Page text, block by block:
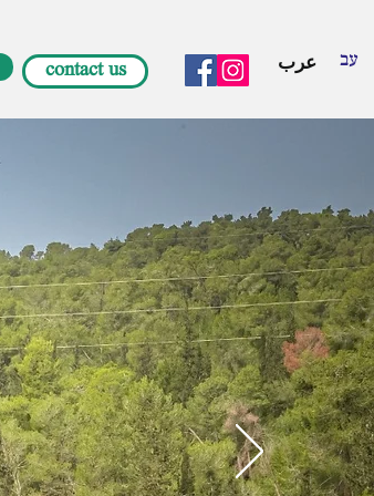
contact us عرب עב